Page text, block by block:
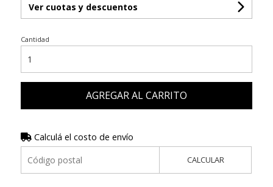
Ver cuotas y descuentos
Cantidad
AGREGAR AL CARRITO
Calculá el costo de envío
CALCULAR